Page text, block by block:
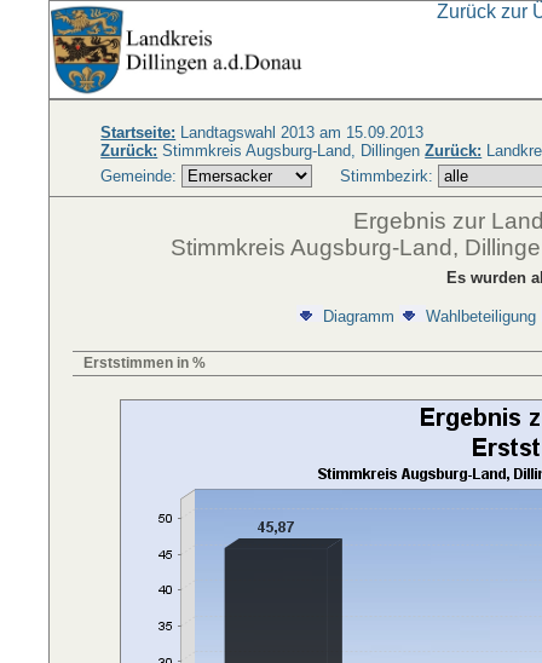
Zurück zur
Startseite: Landtagswahl 2013 am 15.09.2013
Zurück: Stimmkreis Augsburg-Land, Dillingen Zurück:
Gemeinde:
Stimmbezirk:
Ergebnis zur
Stimmkreis Augsburg-Land,
Es wurden
Diagramm Wahlbeteiligung
Erststimmen in %